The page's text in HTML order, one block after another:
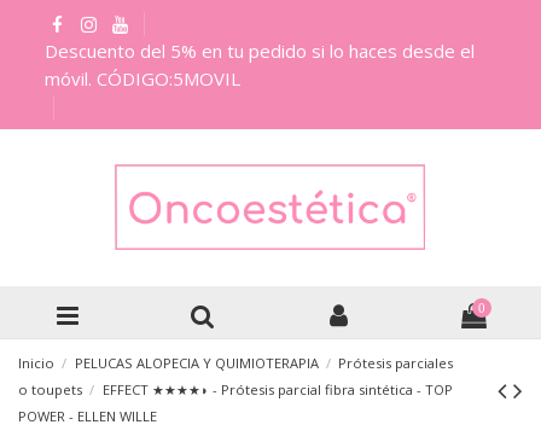
Descuento del 5% en tu pedido si lo haces desde el
móvil. CÓDIGO:5MOVIL
0
Inicio PELUCAS ALOPECIA Y QUIMIOTERAPIA
Prótesis parciales
o toupets
EFFECT ★★★★◗ - Prótesis parcial fibra sintética - TOP
POWER - ELLEN WILLE